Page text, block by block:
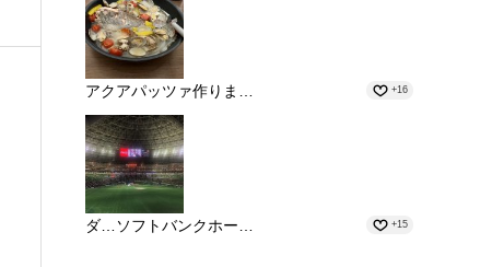
アクアパッツァ作りま… +16
ダ…ソフトバンクホー… +15